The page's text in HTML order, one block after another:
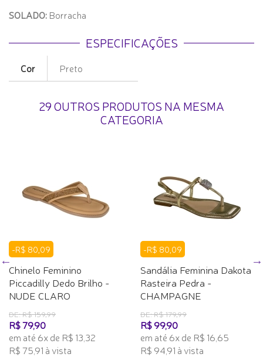
SOLADO: Borracha
ESPECIFICAÇÕES
Cor Preto
29 OUTROS PRODUTOS NA MESMA
CATEGORIA
-R$ 80,09
Chinelo Feminino
Piccadilly Dedo Brilho -
NUDE CLARO
DE: R$ 159,99
R$ 79,90
em até 6x de R$ 13,32
R$ 75,91 à vista
-R$ 80,09
Sandália Feminina Dakota
Rasteira Pedra -
CHAMPAGNE
DE: R$ 179,99
R$ 99,90
em até 6x de R$ 16,65
R$ 94,91 à vista